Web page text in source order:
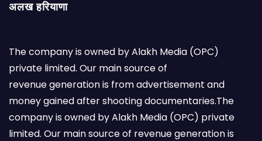
अलख हरियाणा
The company is owned by Alakh Media (OPC)
private limited. Our main source of
revenue generation is from advertisement and
money gained after shooting documentaries.The
company is owned by Alakh Media (OPC) private
limited. Our main source of revenue generation is